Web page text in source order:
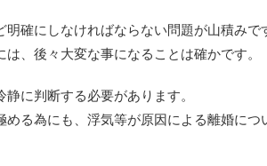
確にしなければならない問題が山積みで
、後々大変な事になることは確かです。
に判断する必要があります。
る為にも、浮気等が原因による離婚につ